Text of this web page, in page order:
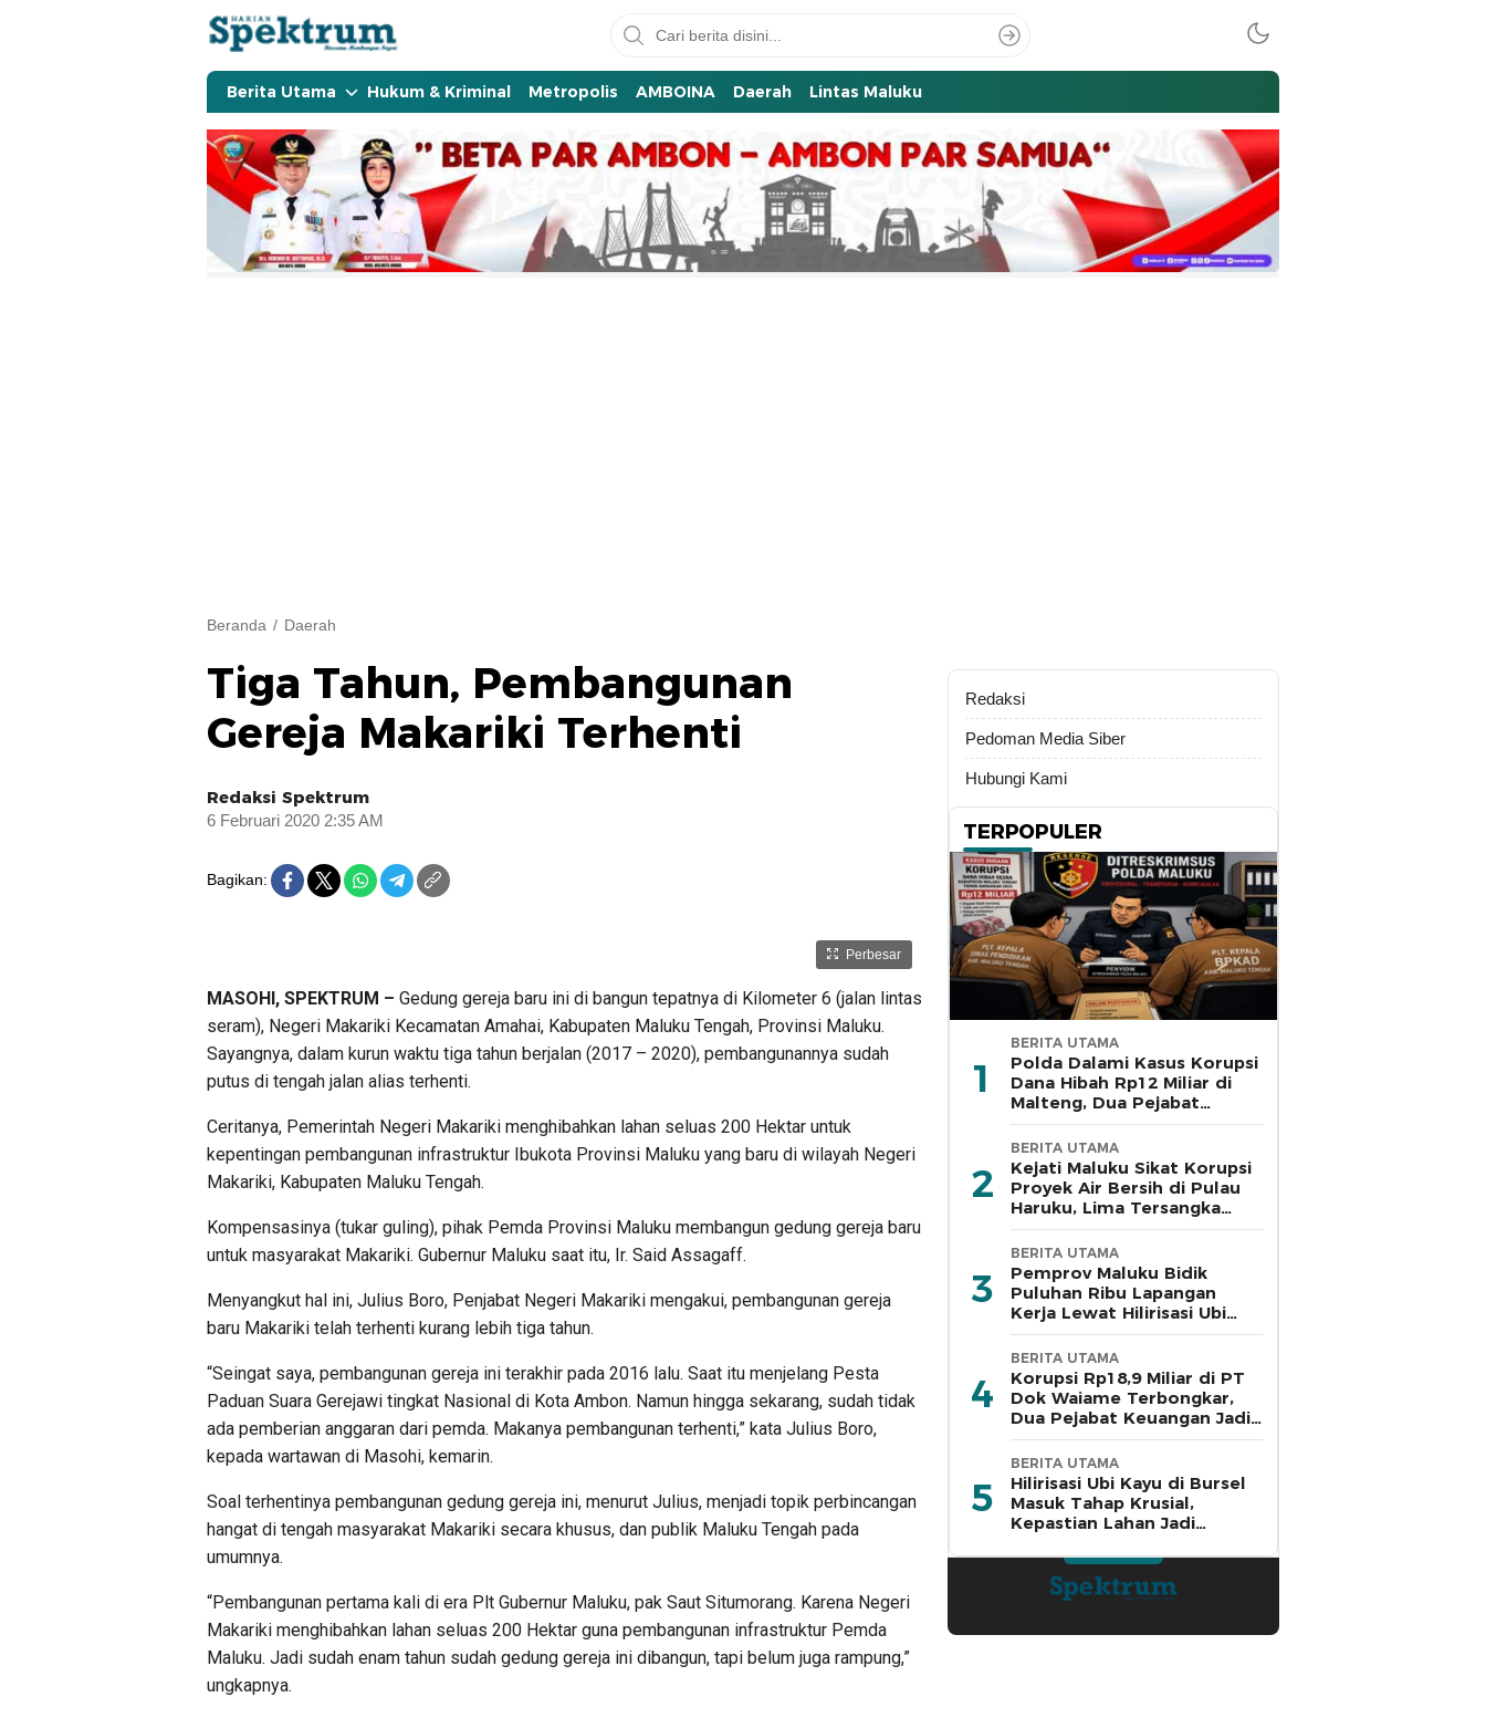
spektrumonline.com
Berita Utama Hukum & Kriminal Metropolis AMBOINA Daerah Lintas Maluku
Beranda Daerah
Tiga Tahun, Pembangunan
Gereja Makariki Terhenti
Redaksi Spektrum
6 Februari 2020 2:35 AM
Bagikan:
Perbesar
MASOHI, SPEKTRUM – Gedung gereja baru ini di bangun tepatnya di Kilometer 6 (jalan lintas
seram), Negeri Makariki Kecamatan Amahai, Kabupaten Maluku Tengah, Provinsi Maluku.
Sayangnya, dalam kurun waktu tiga tahun berjalan (2017 – 2020), pembangunannya sudah
putus di tengah jalan alias terhenti.
Ceritanya, Pemerintah Negeri Makariki menghibahkan lahan seluas 200 Hektar untuk
kepentingan pembangunan infrastruktur Ibukota Provinsi Maluku yang baru di wilayah Negeri
Makariki, Kabupaten Maluku Tengah.
Kompensasinya (tukar guling), pihak Pemda Provinsi Maluku membangun gedung gereja baru
untuk masyarakat Makariki. Gubernur Maluku saat itu, Ir. Said Assagaff.
Menyangkut hal ini, Julius Boro, Penjabat Negeri Makariki mengakui, pembangunan gereja
baru Makariki telah terhenti kurang lebih tiga tahun.
“Seingat saya, pembangunan gereja ini terakhir pada 2016 lalu. Saat itu menjelang Pesta
Paduan Suara Gerejawi tingkat Nasional di Kota Ambon. Namun hingga sekarang, sudah tidak
ada pemberian anggaran dari pemda. Makanya pembangunan terhenti,” kata Julius Boro,
kepada wartawan di Masohi, kemarin.
Soal terhentinya pembangunan gedung gereja ini, menurut Julius, menjadi topik perbincangan
hangat di tengah masyarakat Makariki secara khusus, dan publik Maluku Tengah pada
umumnya.
“Pembangunan pertama kali di era Plt Gubernur Maluku, pak Saut Situmorang. Karena Negeri
Makariki menghibahkan lahan seluas 200 Hektar guna pembangunan infrastruktur Pemda
Maluku. Jadi sudah enam tahun sudah gedung gereja ini dibangun, tapi belum juga rampung,”
ungkapnya.
Redaksi
Pedoman Media Siber
Hubungi Kami
TERPOPULER
1
BERITA UTAMA
Polda Dalami Kasus Korupsi
Dana Hibah Rp12 Miliar di
Malteng, Dua Pejabat
Pemkab Diperiksa
2
BERITA UTAMA
Kejati Maluku Sikat Korupsi
Proyek Air Bersih di Pulau
Haruku, Lima Tersangka
Ditahan
3
BERITA UTAMA
Pemprov Maluku Bidik
Puluhan Ribu Lapangan
Kerja Lewat Hilirisasi Ubi
Kayu di Bursel
4
BERITA UTAMA
Korupsi Rp18,9 Miliar di PT
Dok Waiame Terbongkar,
Dua Pejabat Keuangan Jadi
Tersangka
5
BERITA UTAMA
Hilirisasi Ubi Kayu di Bursel
Masuk Tahap Krusial,
Kepastian Lahan Jadi